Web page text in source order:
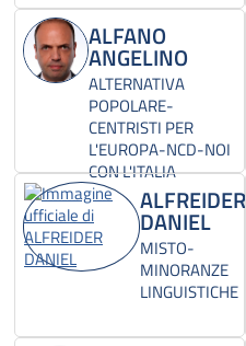
ALFANO
ANGELINO
ALTERNATIVA
POPOLARE-
CENTRISTI PER
L'EUROPA-NCD-NOI
CON L'ITALIA
ALFREIDER
DANIEL
MISTO-
MINORANZE
LINGUISTICHE